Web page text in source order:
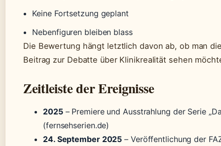
Keine Fortsetzung geplant
Nebenfiguren bleiben blass
Die Bewertung hängt letztlich davon ab, ob man
Beitrag zur Debatte über Klinikrealität sehen
Zeitleiste der Ereignisse
2025– Premiere und Ausstrahlung der Serie
(fernsehserien.de)
24. September 2025 – Veröffentlichung der